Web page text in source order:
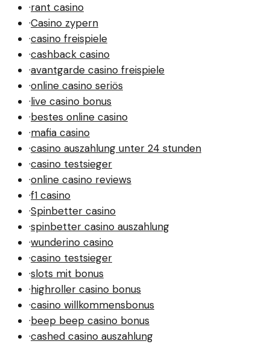
·rant casino
·Casino zypern
·casino freispiele
·cashback casino
·avantgarde casino freispiele
·online casino seriös
·live casino bonus
·bestes online casino
·mafia casino
·casino auszahlung unter 24 stunden
·casino testsieger
·online casino reviews
·f1 casino
·Spinbetter casino
·spinbetter casino auszahlung
·wunderino casino
·casino testsieger
·slots mit bonus
·highroller casino bonus
·casino willkommensbonus
·beep beep casino bonus
·cashed casino auszahlung